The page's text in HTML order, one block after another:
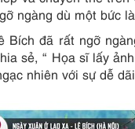
ngàng dù một bức
Bích đã rất ngỡ
sẻ, “ Họa sĩ lấy
nhiên với sự dễ